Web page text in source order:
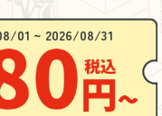
01 ~ 2026/08/31